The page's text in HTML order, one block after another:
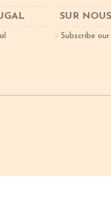
SUR NOUS
Subscribe